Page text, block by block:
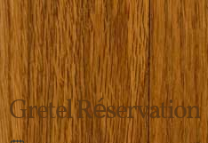
Gretel Réservation